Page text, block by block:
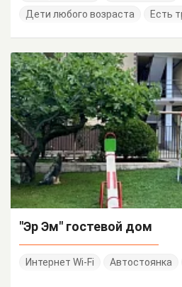
Дети любого возраста
Есть
"Эр Эм" гостевой дом
Интернет Wi-Fi Автостоянка